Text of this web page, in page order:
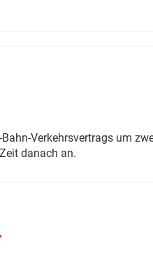
Verkehrsvertrags um
danach an.